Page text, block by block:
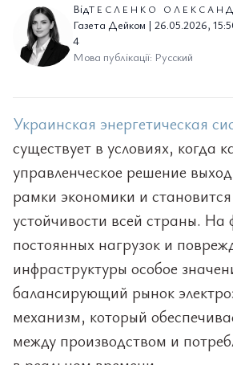
ВідТЕСЛЕНКО
Газета Дейком | 26.05.2026,
4
Мова публікації: Русский
Украинская энергетическая
существует в условиях, когда
управленческое решение
рамки экономики и
устойчивости всей страны. На
постоянных нагрузок и
инфраструктуры особое
балансирующий рынок
механизм, который
между производством и